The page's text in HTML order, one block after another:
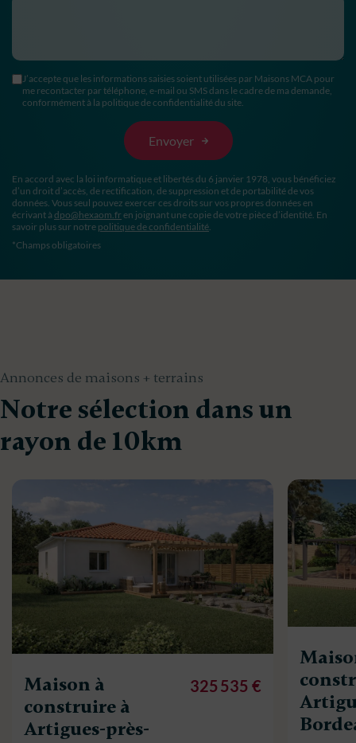
J’accepte que les informations saisies soient utilisées par Maisons MCA pour
me recontacter par téléphone, e-mail ou SMS dans le cadre de ma demande,
conformément à la politique de confidentialité du site.
En accord avec la loi informatique et libertés du 6 janvier 1978, vous bénéficiez
d’un droit d’accès, de rectification, de suppression et de portabilité de vos
données. Vous seul pouvez exercer ces droits sur vos propres données en
écrivant à dpo@hexaom.fr en joignant une copie de votre pièce d’identité. En
savoir plus sur notre politique de confidentialité.
*Champs obligatoires
Annonces de maisons + terrains
Notre sélection dans un
rayon de 10km
Maison à
construire à
Artigues-près-
325 535 €